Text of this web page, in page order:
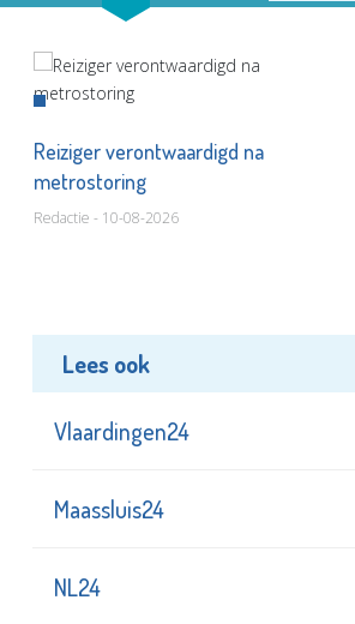
Reiziger verontwaardigd na
metrostoring
Redactie - 10-08-2026
Lees ook
Vlaardingen24
Maassluis24
NL24